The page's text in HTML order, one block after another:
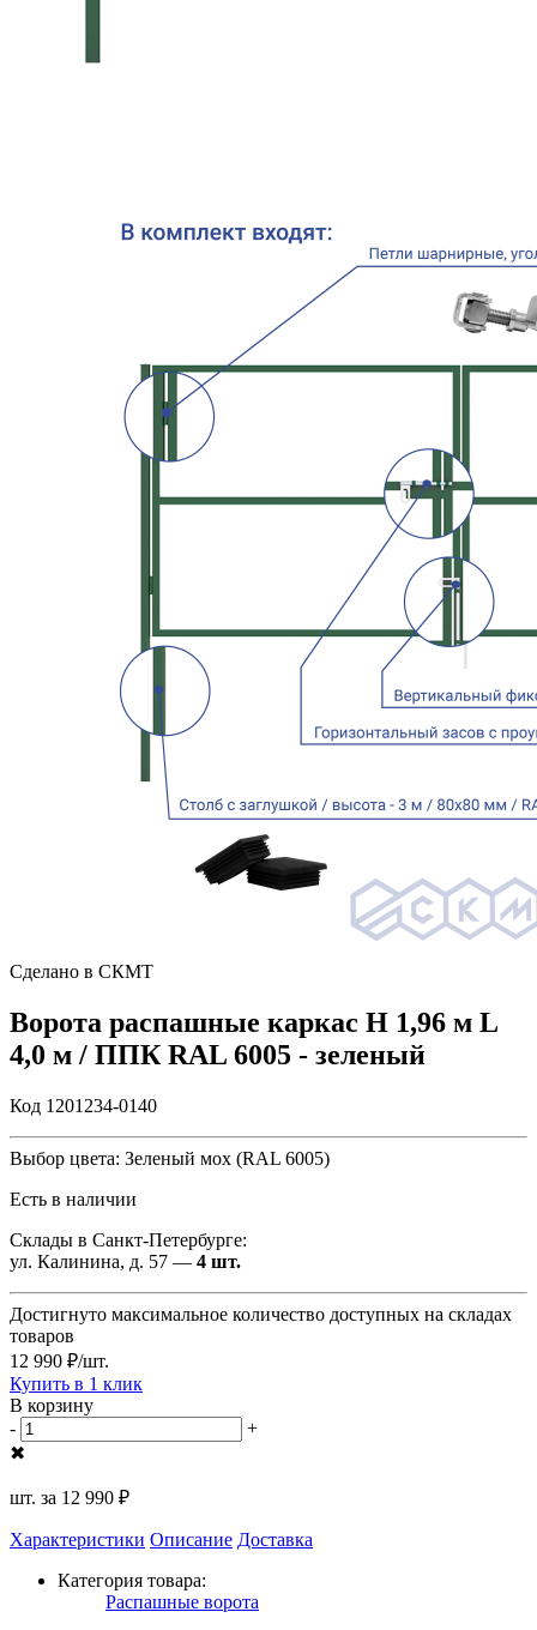
Сделано в СКМТ
Ворота распашные каркас Н 1,96 м L
4,0 м / ППК RAL 6005 - зеленый
Код 1201234-0140
Выбор цвета: Зеленый мох (RAL 6005)
Есть в наличии
Склады в Санкт-Петербурге:
ул. Калинина, д. 57 — 4 шт.
Достигнуто максимальное количество доступных на складах
товаров
12 990 ₽/шт.
Купить в 1 клик
В корзину
-
+
✖
шт. за 12 990 ₽
Характеристики Описание Доставка
Категория товара:
Распашные ворота